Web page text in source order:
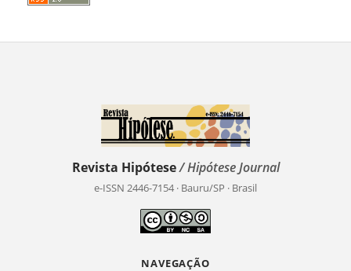
Revista Hipótese/ Hipótese Journal
e-ISSN 2446-7154 · Bauru/SP · Brasil
NAVEGAÇÃO